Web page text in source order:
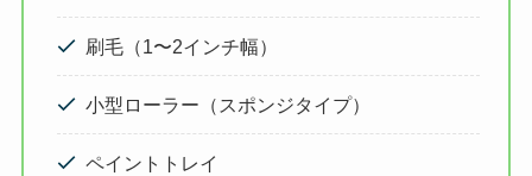
刷毛（1〜2インチ幅）
小型ローラー（スポンジタイプ）
ペイントトレイ